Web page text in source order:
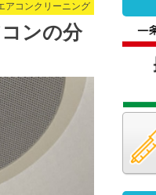
アコンクリーニング
ンの分